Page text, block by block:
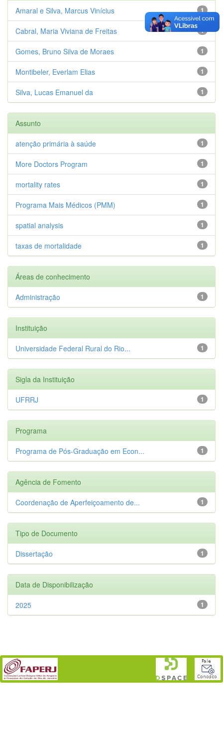
1
Amaral e Silva, Marcus Vinícius
1
Cabral, Maria Viviana de Freitas
1
Gomes, Bruno Silva de Moraes
1
Montibeler, Everlam Elias
1
Silva, Lucas Emanuel da
Assunto
1
atenção primária à saúde
1
More Doctors Program
1
mortality rates
1
Programa Mais Médicos (PMM)
1
spatial analysis
1
taxas de mortalidade
Áreas de conhecimento
1
Administração
Instituição
1
Universidade Federal Rural do Rio...
Sigla da Instituição
1
UFRRJ
Programa
1
Programa de Pós-Graduação em Econ...
Agência de Fomento
1
Coordenação de Aperfeiçoamento de...
Tipo de Documento
1
Dissertação
Data de Disponibilização
1
2025